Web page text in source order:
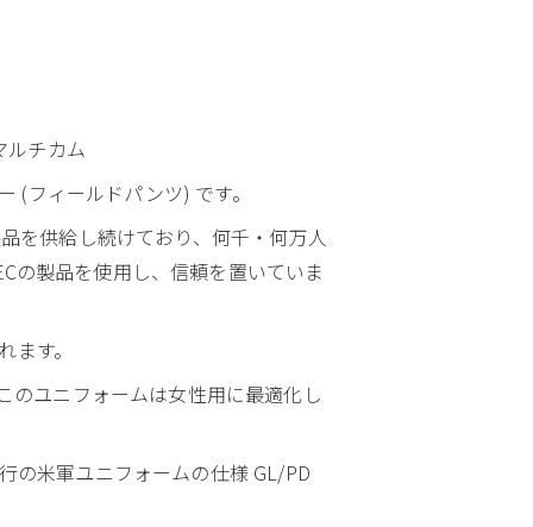
ルチカム
(フィールドパンツ) です。
を供給し続けており、何千・何万人
の製品を使用し、信頼を置いていま
す。
のユニフォームは女性用に最適化し
の米軍ユニフォームの仕様 GL/PD